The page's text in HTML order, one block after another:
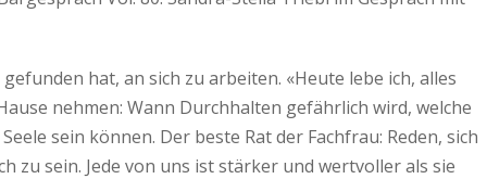
hat, an sich zu arbeiten. «Heute lebe ich, alles
nehmen: Wann Durchhalten gefährlich wird, welche
sein können. Der beste Rat der Fachfrau: Reden, sich
zu sein. Jede von uns ist stärker und wertvoller als sie